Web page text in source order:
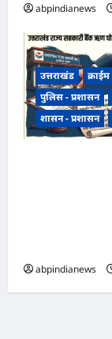
abpindianews
उत्तराखंड क्राईम
पुलिस - प्रशासन
शासन - प्रशासन
abpindianews